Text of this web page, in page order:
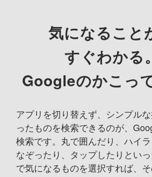
気になること
すぐわかる。
Googleのかこって
アプリを切り替えず、シンプル
ったものを検索できるのが、
検索です。 丸で囲んだり、ハイラ
なぞったり、 タップしたりとい
で気になるものを選択すれば、